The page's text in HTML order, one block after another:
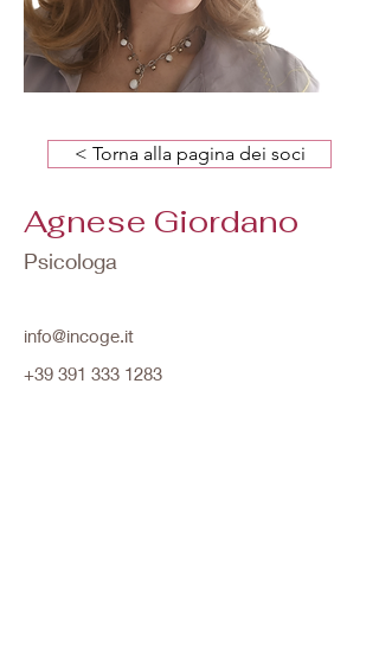
< Torna alla pagina dei soci
Agnese Giordano
Psicologa
info@incoge.it
+39 391 333 1283